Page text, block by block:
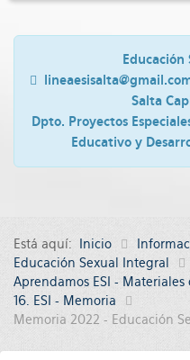
Educación
Salta
Dpto. Proyectos
Educativo y
Está aquí: Inicio
Educación Sexual Integral
Aprendamos ESI - Materiales
16. ESI - Memoria
Memoria 2022 - Educación